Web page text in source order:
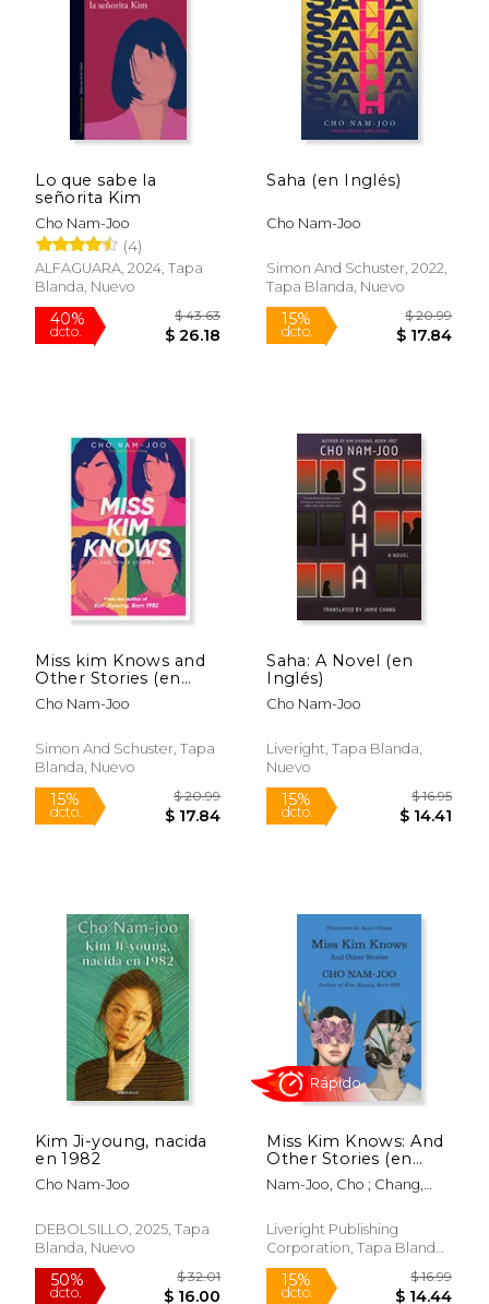
15% 15%
dcto.
Lo que sabe la
señorita Kim
Cho Nam-Joo
(4)
ALFAGUARA, 2024, Tapa
Blanda, Nuevo
40%
Saha (en Inglés)
Cho Nam-Joo
Simon And Schuster, 2022,
Tapa Blanda, Nuevo
15%
Miss kim Knows and
Other Stories (en
Inglés)
Cho Nam-Joo
Simon And Schuster, Tapa
Blanda, Nuevo
15%
Saha: A Novel (en
Inglés)
Cho Nam-Joo
Liveright, Tapa Blanda,
Nuevo
15%
Kim Ji-young, nacida
en 1982
Cho Nam-Joo
DEBOLSILLO, 2025, Tapa
Blanda, Nuevo
Miss Kim Knows: And
Other Stories (en
Inglés)
Nam-Joo, Cho ; Chang,
Liveright Publishing
Corporation, Tapa Blanda,
Nuevo